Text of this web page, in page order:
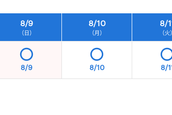
8/9
（日）
8/10
（月）
8/
（火）
8/9 8/10 8/